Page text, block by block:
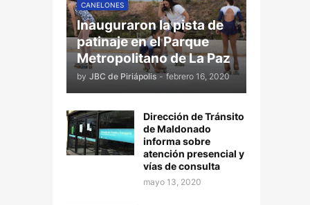
CANELONES
Inauguraron la pista de
patinaje en el Parque
Metropolitano de La Paz
by JBC de Piriápolis - febrero 16, 2020
Dirección de Tránsito
de Maldonado
informa sobre
atención presencial y
vías de consulta
mayo 13, 2020